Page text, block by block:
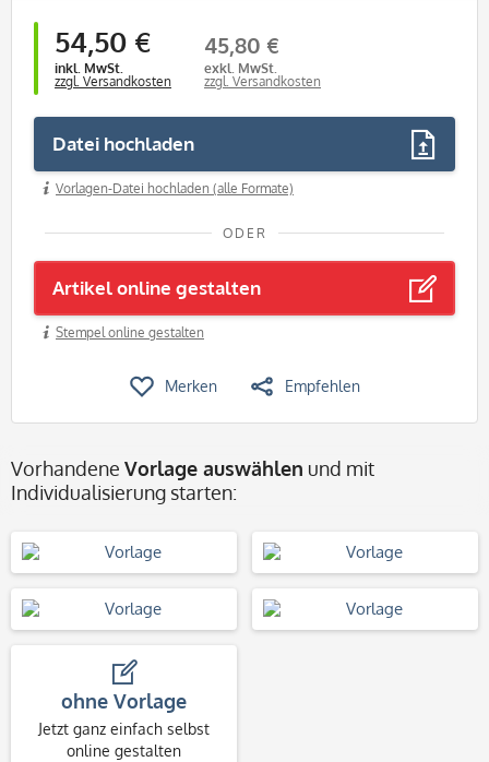
54,50 €
inkl. MwSt.
zzgl. Versandkosten
45,80 €
exkl. MwSt.
zzgl. Versandkosten
Datei hochladen
Vorlagen-Datei hochladen (alle Formate)
ODER
Artikel online gestalten
Stempel online gestalten
Merken Empfehlen
Vorhandene Vorlage auswählen und mit
Individualisierung starten:
ohne Vorlage
Jetzt ganz einfach selbst
online gestalten